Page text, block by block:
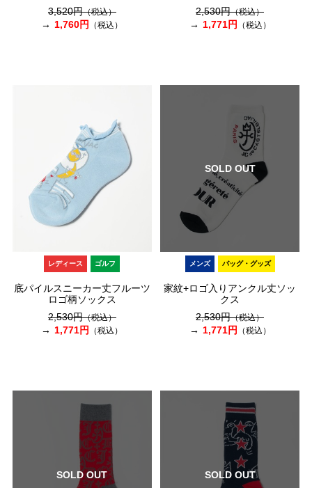
3,520円（税込）
1,760円 （税込）
2,530円（税込）
1,771円 （税込）
レディース ゴルフ
底パイルスニーカー丈フルーツ
ロゴ柄ソックス
2,530円（税込）
1,771円 （税込）
SOLD OUT
メンズ バッグ・グッズ
家紋+ロゴ入りアンクル丈ソッ
クス
2,530円（税込）
1,771円 （税込）
SOLD OUT SOLD OUT